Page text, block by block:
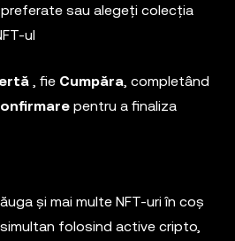
sau alegeți colecția
ul
, fie Cumpăra , completând
pentru a finaliza
și mai multe NFT-uri în coș
folosind active cripto,